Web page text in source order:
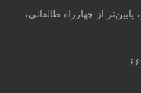
از چهارراه طالقانی،